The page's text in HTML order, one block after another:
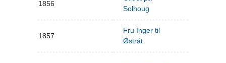
1856
Solhoug
1857
Fru Inger til
Østråt